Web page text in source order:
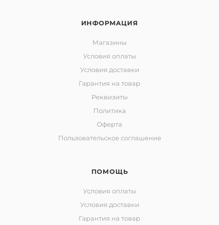
ИНФОРМАЦИЯ
Магазины
Условия оплаты
Условия доставки
Гарантия на товар
Реквизиты
Политика
Оферта
Пользовательское соглашение
ПОМОЩЬ
Условия оплаты
Условия доставки
Гарантия на товар